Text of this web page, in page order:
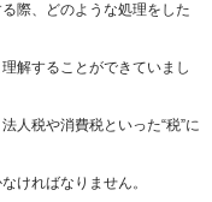
際、どのような処理をした
解することができていまし
人税や消費税といった“税”に
ければなりません。